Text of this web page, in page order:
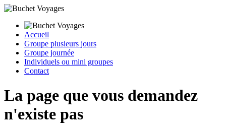
Accueil
Groupe plusieurs jours
Groupe journée
Individuels ou mini groupes
Contact
La page que vous demandez
n'existe pas